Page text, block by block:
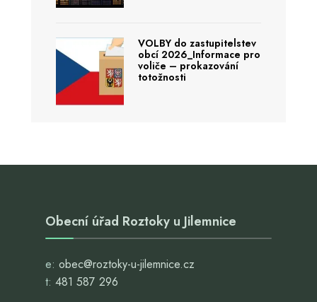
VOLBY do zastupitelstev
obcí 2026_Informace pro
voliče – prokazování
totožnosti
Obecní úřad Roztoky u Jilemnice
e: obec@roztoky-u-jilemnice.cz
t: 481 587 296